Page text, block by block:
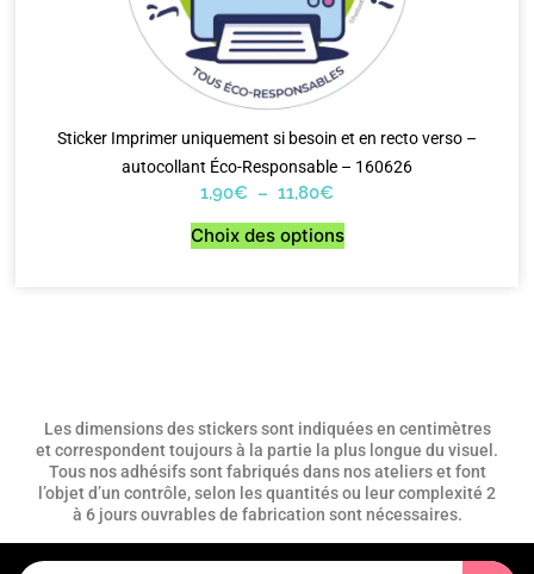
Sticker Imprimer uniquement si besoin et en recto verso –
autocollant Éco-Responsable – 160626
1,90€ – 11,80€
Choix des options
Les dimensions des stickers sont indiquées en centimètres
et correspondent toujours à la partie la plus longue du visuel.
Tous nos adhésifs sont fabriqués dans nos ateliers et font
l’objet d’un contrôle, selon les quantités ou leur complexité 2
à 6 jours ouvrables de fabrication sont nécessaires.